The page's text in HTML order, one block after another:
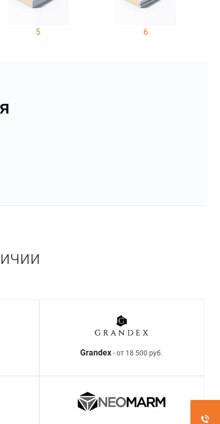
5 6
Grandex- от 18 500 руб.